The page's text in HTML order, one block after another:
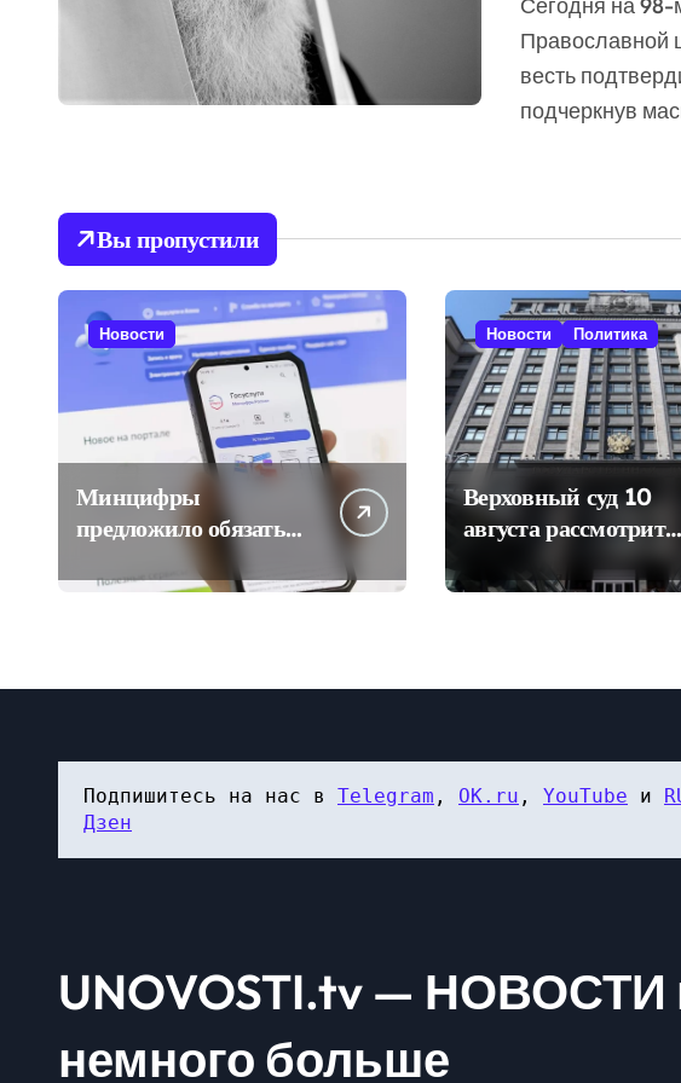
Православной
весть
подчеркнув
Вы пропустили
Новости
Минцифры
предложило обязать
M2M SIM-карты через
Новости Политика
Верховный суд 10
августа рассмотрит
иск о снятии
с выборов в Госдуму
Подпишитесь на нас в Telegram , OK.ru , YouTube и
Дзен
UNOVOSTI.tv — НОВОСТИ
немного больше